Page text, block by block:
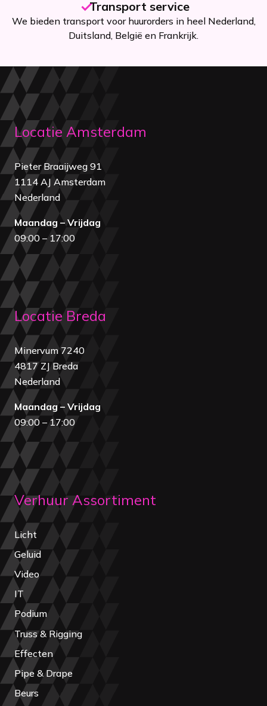
20+ jaar ervaring
Onze verhuur shop is al sinds 2005 een begrip in
Locatie Amsterdam
Pieter Braaijweg 91
1114 AJ Amsterdam
Nederland
Maandag – Vrijdag
09:00 – 17:00
Locatie Breda
Minervum 7240
4817 ZJ Breda
Nederland
Maandag – Vrijdag
09:00 – 17:00
Verhuur Assortiment
Licht
Geluid
Video
IT
Podium
Truss & Rigging
Effecten
Pipe & Drape
Beurs